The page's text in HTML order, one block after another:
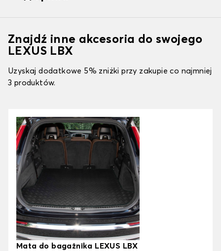
Znajdź inne akcesoria do swojego
LEXUS LBX
Uzyskaj dodatkowe 5% zniżki przy zakupie co najmniej
3 produktów.
Mata do bagażnika LEXUS LBX